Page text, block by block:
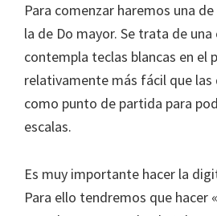
Para comenzar haremos una
la de Do mayor. Se trata de
contempla teclas blancas en el
relativamente más fácil que las
como punto de partida para
escalas.
Es muy importante hacer la
Para ello tendremos que hacer